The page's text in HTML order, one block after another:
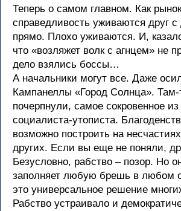
Теперь о самом главном. Как
справедливость уживаются друг
прямо. Плохо уживаются. И,
что «возляжет волк с агнцем» не
дело взялись боссы…
А начальники могут все. Даже
Кампанеллы «Город Солнца».
почерпнули, самое сокровенное из
социалиста-утописта.
возможно построить на
других. Если вы еще не поняли,
Безусловно, рабство – позор. Но
заполняет любую брешь в любом
это универсальное решение
Рабство устраивало и